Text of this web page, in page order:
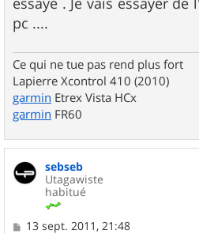
a
g
e
pc ....
Ce qui ne tue pas rend plus fort
Lapierre Xcontrol 410 (2010)
garmin Etrex Vista HCx
garmin FR60
sebseb
Utagawiste
habitué
M13 sept. 2011, 21:48